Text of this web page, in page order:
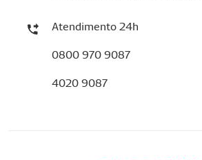
Atendimento 24h
0800 970 9087
4020 9087